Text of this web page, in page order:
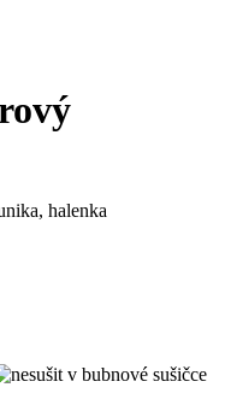
halenka